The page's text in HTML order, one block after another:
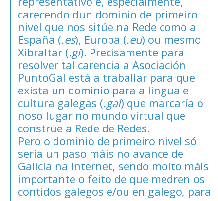
carecendo dun dominio de primeiro
nivel que nos sitúe na Rede como a
España (.es), Europa (.eu) ou mesmo
Xibraltar (.gi). Precisamente para
resolver tal carencia a Asociación
PuntoGal está a traballar para que
exista un dominio para a lingua e
cultura galegas (.gal) que marcaría o
noso lugar no mundo virtual que
constrúe a Rede de Redes.
Pero o dominio de primeiro nivel só
sería un paso máis no avance de
Galicia na Internet, sendo moito máis
importante o feito de que medren os
contidos galegos e/ou en galego, para